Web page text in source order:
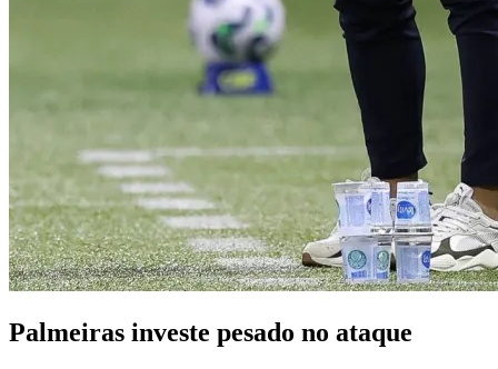
Palmeiras investe pesado no ataque